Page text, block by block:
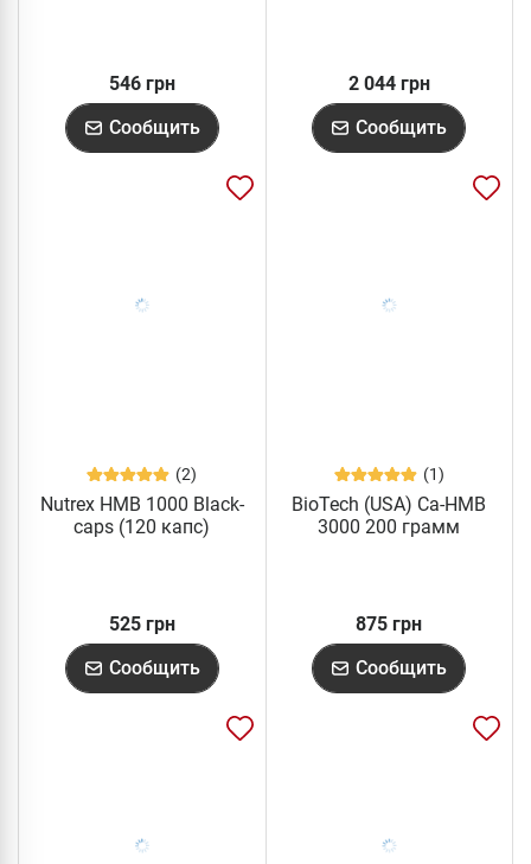
546 грн
Сообщить
2 044 грн
Сообщить
(2)
Nutrex HMB 1000 Black-
caps (120 капс)
525 грн
Сообщить
(1)
BioTech (USA) Ca-HMB
3000 200 грамм
875 грн
Сообщить